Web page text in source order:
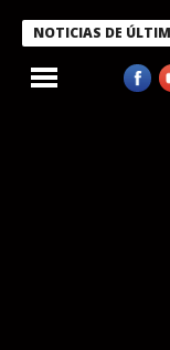
NOTICIAS DE
condecora a